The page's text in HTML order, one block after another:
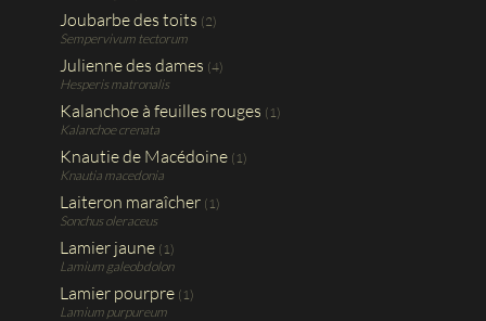
Joubarbe des toits (2)
Sempervivum tectorum
Julienne des dames (4)
Hesperis matronalis
Kalanchoe à feuilles rouges (1)
Kalanchoe crenata
Knautie de Macédoine (1)
Knautia macedonia
Laiteron maraîcher (1)
Sonchus oleraceus
Lamier jaune (1)
Lamium galeobdolon
Lamier pourpre (1)
Lamium purpureum